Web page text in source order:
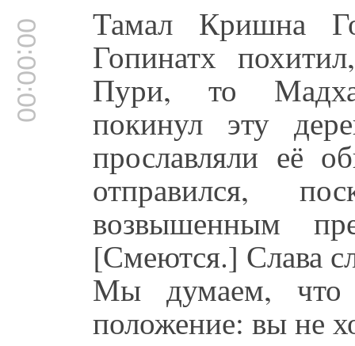
00:00:00 Тамал Кришна
Гопинатх
Пури, то
покинул эту
прославляли её
отправился,
возвышенным
[Смеются.] Слава
Мы думаем, что
положение: вы не